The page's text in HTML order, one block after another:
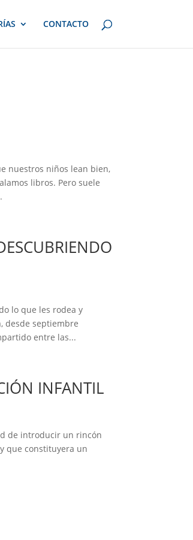
CONTACTO
nuestros niños lean bien,
libros. Pero suele
lo que les rodea y
desde septiembre
entre las...
INFANTIL
de introducir un rincón
que constituyera un